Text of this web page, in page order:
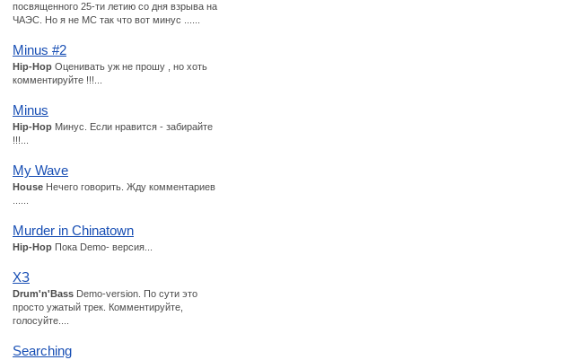
посвященного 25-ти летию со дня взрыва на
ЧАЭС. Но я не MC так что вот минус ......
Minus #2
Hip-Hop Оценивать уж не прошу , но хоть
комментируйте !!!...
Minus
Hip-Hop Минус. Если нравится - забирайте
!!!...
My Wave
House Нечего говорить. Жду комментариев
Murder in Chinatown
Hip-Hop Пока Demo- версия...
ХЗ
Drum'n'Bass Demo-version. По сути это
просто ужатый трек. Комментируйте,
голосуйте....
Searching